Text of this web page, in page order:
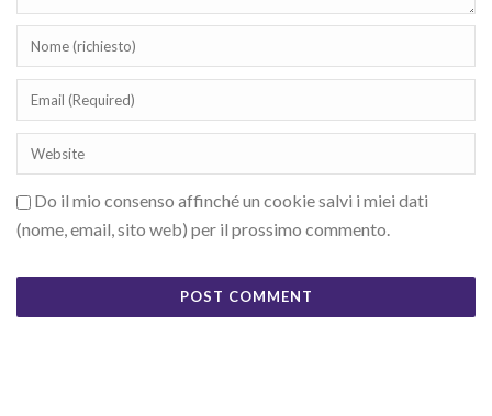
Do il mio consenso affinché un cookie salvi i miei dati
(nome, email, sito web) per il prossimo commento.